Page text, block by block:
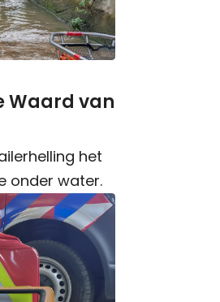
Waard van
het
onder water.